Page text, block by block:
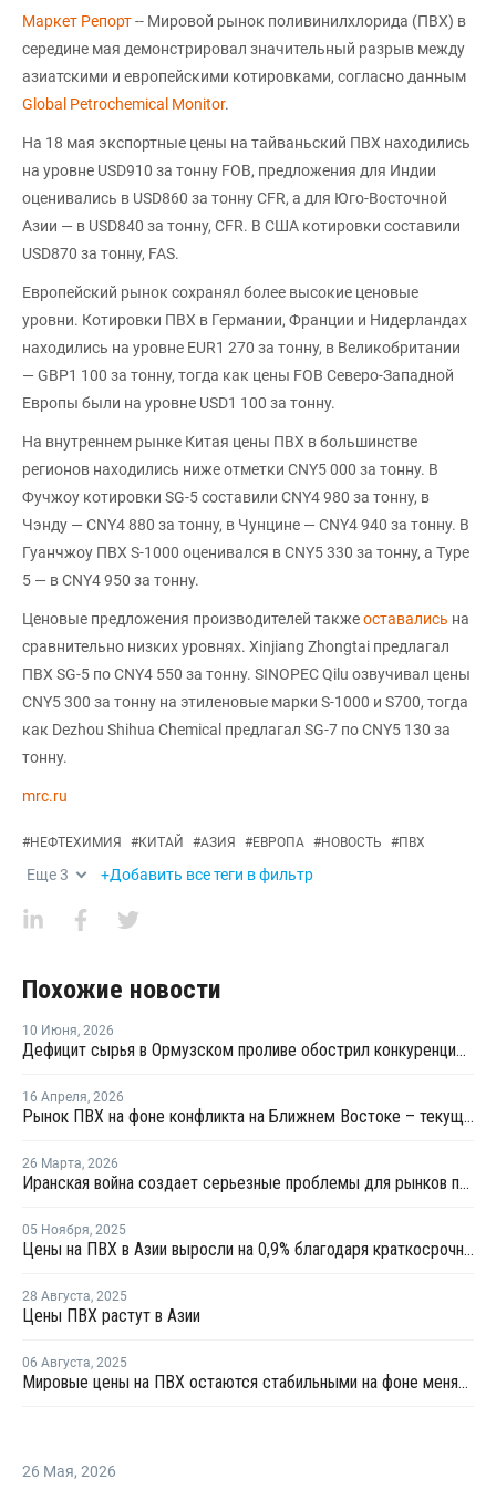
Маркет Репорт-- Мировой рынок поливинилхлорида (ПВХ) в
середине мая демонстрировал значительный разрыв между
азиатскими и европейскими котировками, согласно данным
Global Petrochemical Monitor.
На 18 мая экспортные цены на тайваньский ПВХ находились
на уровне USD910 за тонну FOB, предложения для Индии
оценивались в USD860 за тонну CFR, а для Юго-Восточной
Азии — в USD840 за тонну, CFR. В США котировки составили
USD870 за тонну, FAS.
Европейский рынок сохранял более высокие ценовые
уровни. Котировки ПВХ в Германии, Франции и Нидерландах
находились на уровне EUR1 270 за тонну, в Великобритании
— GBP1 100 за тонну, тогда как цены FOB Северо-Западной
Европы были на уровне USD1 100 за тонну.
На внутреннем рынке Китая цены ПВХ в большинстве
регионов находились ниже отметки CNY5 000 за тонну. В
Фучжоу котировки SG-5 составили CNY4 980 за тонну, в
Чэнду — CNY4 880 за тонну, в Чунцине — CNY4 940 за тонну. В
Гуанчжоу ПВХ S-1000 оценивался в CNY5 330 за тонну, а Type
5 — в CNY4 950 за тонну.
Ценовые предложения производителей такжеоставались на
сравнительно низких уровнях. Xinjiang Zhongtai предлагал
ПВХ SG-5 по CNY4 550 за тонну. SINOPEC Qilu озвучивал цены
CNY5 300 за тонну на этиленовые марки S-1000 и S700, тогда
как Dezhou Shihua Chemical предлагал SG-7 по CNY5 130 за
тонну.
mrc.ru
#НЕФТЕХИМИЯ #КИТАЙ #АЗИЯ #ЕВРОПА #НОВОСТЬ #ПВХ
Еще3 +Добавить все теги в фильтр
Похожие новости
10 Июня, 2026
Дефицит сырья в Ормузском проливе обострил конкуренцию на рынке ПВХ в Азии
16 Апреля, 2026
Рынок ПВХ на фоне конфликта на Ближнем Востоке – текущая ситуация и прогноз мирового рынка ПВХ
26 Марта, 2026
Иранская война создает серьезные проблемы для рынков полимеров
05 Ноября, 2025
Цены на ПВХ в Азии выросли на 0,9% благодаря краткосрочной корректировке предложения
28 Августа, 2025
Цены ПВХ растут в Азии
06 Августа, 2025
Мировые цены на ПВХ остаются стабильными на фоне меняющейся динамики торговли и рыночной неопределенности
26 Мая, 2026